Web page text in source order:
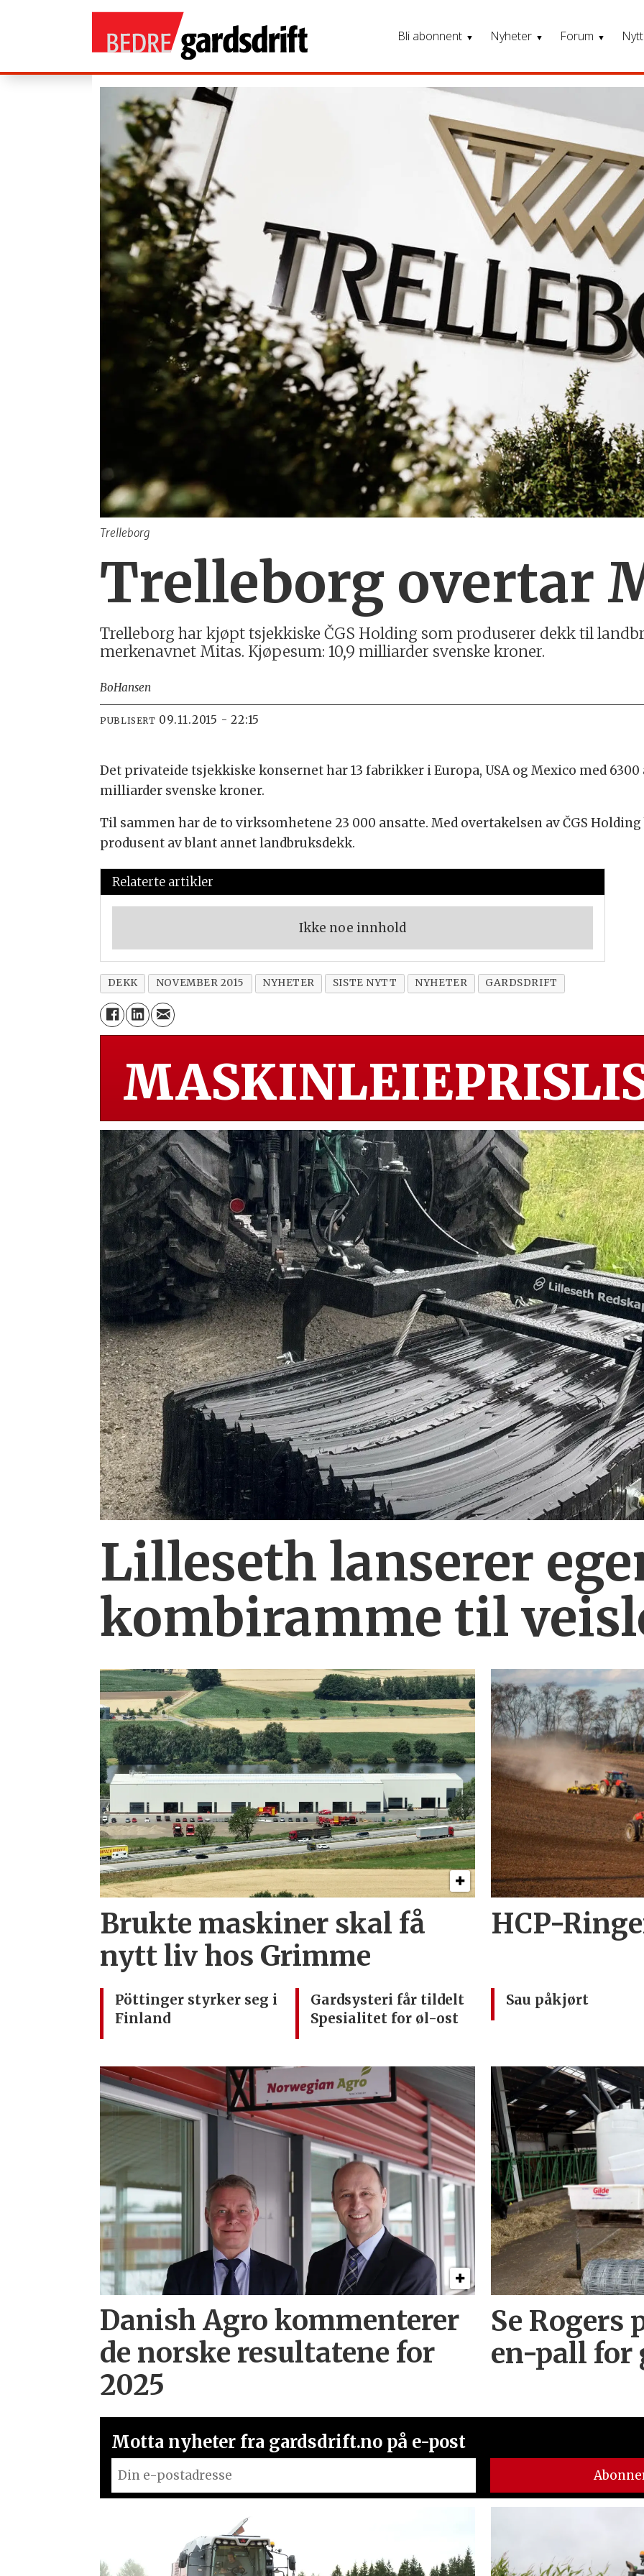
Bli abonnent Nyheter Forum
Trelleborg
Trelleborg overtar
Trelleborg har kjøpt tsjekkiske ČGS Holding som produserer dekk til
merkenavnet Mitas. Kjøpesum: 10,9 milliarder svenske kroner.
BoHansen
PUBLISERT 09.11.2015 - 22:15
Det privateide tsjekkiske konsernet har 13 fabrikker i Europa, USA og Mexico med
milliarder svenske kroner.
Til sammen har de to virksomhetene 23 000 ansatte. Med overtakelsen av ČGS
produsent av blant annet landbruksdekk.
Relaterte artikler
Ikke noe innhold
DEKK NOVEMBER 2015 NYHETER SISTE NYTT NYHETER GARDSDRIFT
Lilleseth lanserer
kombi­ramme til
Brukte maskiner skal få
nytt liv hos Grimme
HCP-
Pöttinger styrker seg i
Finland
Gardsysteri får tildelt
Spesialitet for øl-ost
Sau påkjørt
Danish Agro kommenterer
de norske resultatene for
2025
Se
en-pall for
Motta nyheter fra gardsdrift.no på e-post